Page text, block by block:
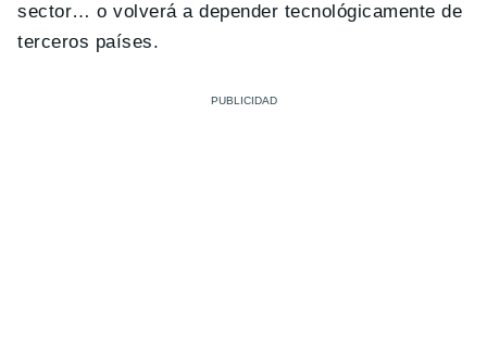
sector… o volverá a depender tecnológicamente de
terceros países.